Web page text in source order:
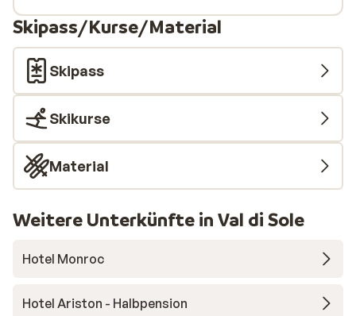
Skipass/Kurse/Material
Skipass
Skikurse
Material
Weitere Unterkünfte in Val di Sole
Hotel Monroc
Hotel Ariston - Halbpension